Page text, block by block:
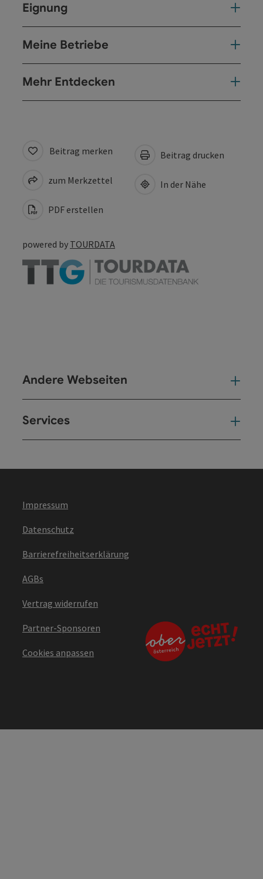
Eignung
Meine Betriebe
Mehr Entdecken
Beitrag merken
zum Merkzettel
PDF erstellen
Beitrag drucken
In der Nähe
powered by TOURDATA
Andere Webseiten
Services
Impressum
Datenschutz
Barrierefreiheitserklärung
AGBs
Vertrag widerrufen
Partner-Sponsoren
Cookies anpassen